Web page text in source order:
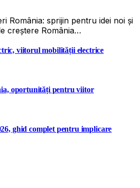
România: sprijin pentru idei noi și
creștere România…
viitorul mobilității electrice
oportunități pentru viitor
ghid complet pentru implicare